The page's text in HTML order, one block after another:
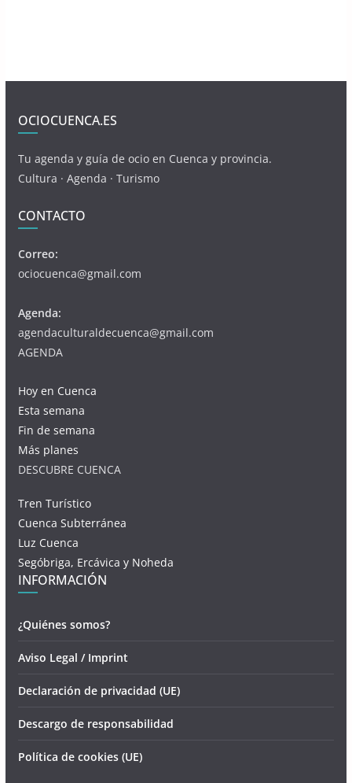
OCIOCUENCA.ES
Tu agenda y guía de ocio en Cuenca y provincia.
Cultura · Agenda · Turismo
CONTACTO
Correo:
ociocuenca@gmail.com
Agenda:
agendaculturaldecuenca@gmail.com
AGENDA
Hoy en Cuenca
Esta semana
Fin de semana
Más planes
DESCUBRE CUENCA
Tren Turístico
Cuenca Subterránea
Luz Cuenca
Segóbriga, Ercávica y Noheda
INFORMACIÓN
¿Quiénes somos?
Aviso Legal / Imprint
Declaración de privacidad (UE)
Descargo de responsabilidad
Política de cookies (UE)